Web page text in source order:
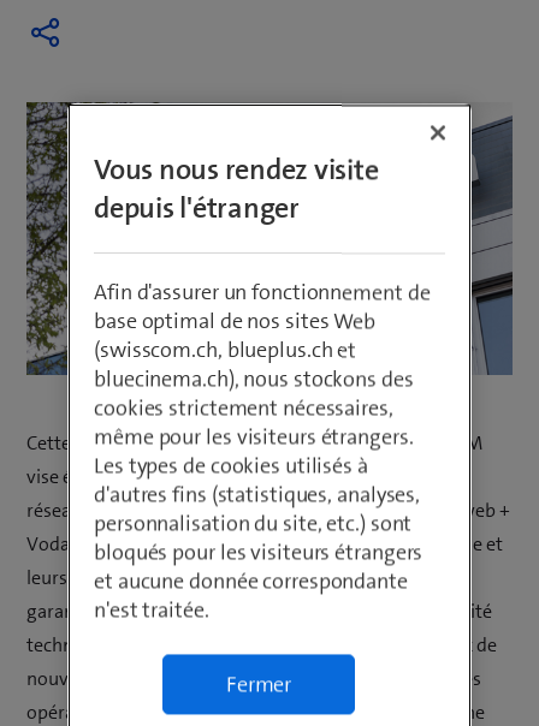
Cette initiative conjointe de Fastweb + Vodafone et TIM
vise également à soutenir le déploiement rapide des
réseaux 5G à l’échelle nationale. Elle permettra à Fastweb +
Vodafone et TIM d’aligner leur efficacité opérationnelle et
leurs coûts sur la moyenne européenne, tout en
garantissant la qualité des infrastructures et la flexibilité
technologique propice au développement des réseaux de
nouvelle génération. En plus d’offrir un accès à d’autres
opérateurs, elle sera initialement mise en œuvre via une
Vous nous rendez visite
depuis l'étranger
Afin d'assurer un fonctionnement de
base optimal de nos sites Web
(swisscom.ch, blueplus.ch et
bluecinema.ch), nous stockons des
cookies strictement nécessaires,
même pour les visiteurs étrangers.
Les types de cookies utilisés à
d'autres fins (statistiques, analyses,
personnalisation du site, etc.) sont
bloqués pour les visiteurs étrangers
et aucune donnée correspondante
n'est traitée.
Fermer